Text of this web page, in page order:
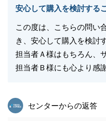
閉
安心して購入を検討する
この度は、こちらの問い
き、安心して購入を検討
担当者Ａ様はもちろん、
担当者Ｂ様にも心より感
東急リバブル
センターからの返答